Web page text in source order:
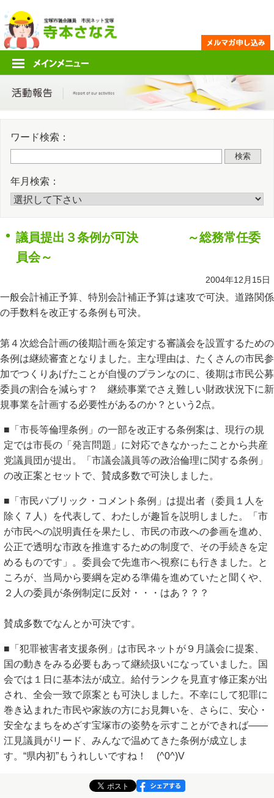
to
content
ワード検索：
検索
年月検索：
議員提出３条例が可決 ～総務常任委
員会～
2004年12月15日
一般会計補正予算、特別会計補正予算は速攻で可決。道路関係
の手数料を改正する条例も可決。
第４次総合計画の後期計画を策定する審議会を設置するための
条例は継続審査となりました。主な理由は、たくさんの市民参
加でつくりあげたことが自慢のプランなのに、後期は市民公募
委員の割合を減らす？ 継続事業でさえ難しい財政状況下に新
規事業を計画する必要性があるのか？という2点。
■「市長等倫理条例」の一部を改正する条例案は、現行の規
定では市長の「発言問題」に対応できなかったことから共産
党議員団が提出。「市議会議員等の政治倫理に関する条例」
の改正案とセットで、賛成多数で可決しました。
■「市民パブリック・コメント条例」は提出者（委員１人を
除く７人）を代表して、わたしが趣旨を説明しました。「市
が市民への説明責任を果たし、市民の市政への参画を進め、
公正で透明な市政を推進するための制度で、その手続きを定
めるものです」。委員会で先進市へ視察にも行きました。と
ころが、当局から要綱を定める準備を進めていたと聞くや、
２人の委員が条例制定に反対・・・はあ？？？
賛成多数でなんとか可決です。
■「犯罪被害者支援条例」は市民ネットが９月議会に提案、
国の動きをみる必要もあって継続扱いになっていました。国
会では１日に基本法が成立。給付ランクを見直す修正案が出
され、全会一致で原案とも可決しました。不幸にして犯罪に
巻き込まれた市民や家族の方にお見舞いを、さらに、安心・
安全なまちをめざす宝塚市の姿勢を示すことができれば――
江見議員がリード、みんなで温めてきた条例が成立しま
す。“県内初”もうれしいですね！ (^0^)V